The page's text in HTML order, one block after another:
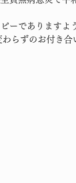
ーでありますよ
らずのお付き